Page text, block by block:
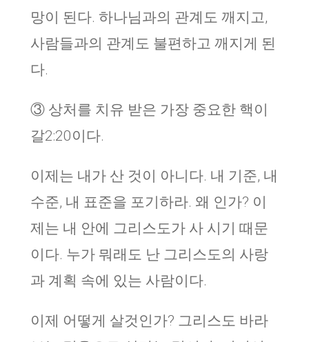
망이 된다. 하나님과의 관계도 깨지고,
사람들과의 관계도 불편하고 깨지게 된
다.
③ 상처를 치유 받은 가장 중요한 핵이
갈2:20이다.
이제는 내가 산 것이 아니다. 내 기준, 내
수준, 내 표준을 포기하라. 왜 인가? 이
제는 내 안에 그리스도가 사 시기 때문
이다. 누가 뭐래도 난 그리스도의 사랑
과 계획 속에 있는 사람이다.
이제 어떻게 살것인가? 그리스도 바라